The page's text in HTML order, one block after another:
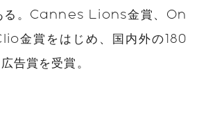
る。Cannes Lions金賞、On
金賞をはじめ、国内外の180
告賞を受賞。